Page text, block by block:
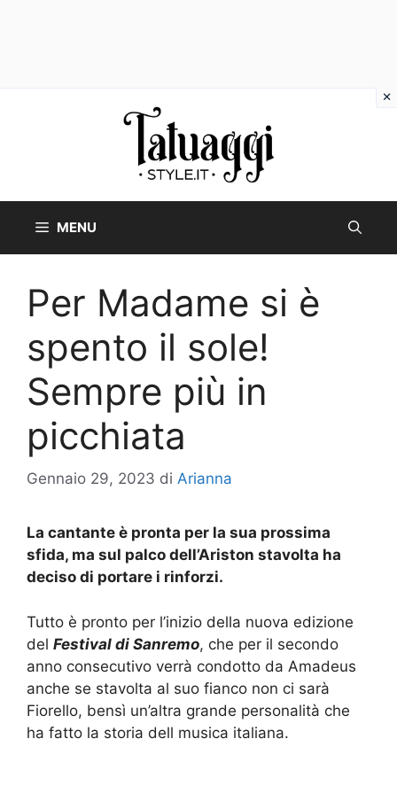
MENU
Per Madame si è
spento il sole!
Sempre più in
picchiata
Gennaio 29, 2023 di Arianna
La cantante è pronta per la sua prossima
sfida, ma sul palco dell’Ariston stavolta ha
deciso di portare i rinforzi.
Tutto è pronto per l’inizio della nuova edizione
del Festival di Sanremo, che per il secondo
anno consecutivo verrà condotto da Amadeus
anche se stavolta al suo fianco non ci sarà
Fiorello, bensì un’altra grande personalità che
ha fatto la storia dell musica italiana.